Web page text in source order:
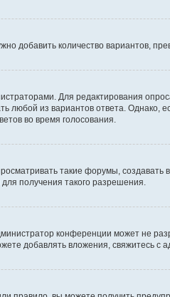
добавить количество вариантов,
Для редактирования
любой из вариантов ответа. Однако,
во время голосования.
такие форумы, создавать
получения такого разрешения.
конференции может не
добавлять вложения, свяжитесь с